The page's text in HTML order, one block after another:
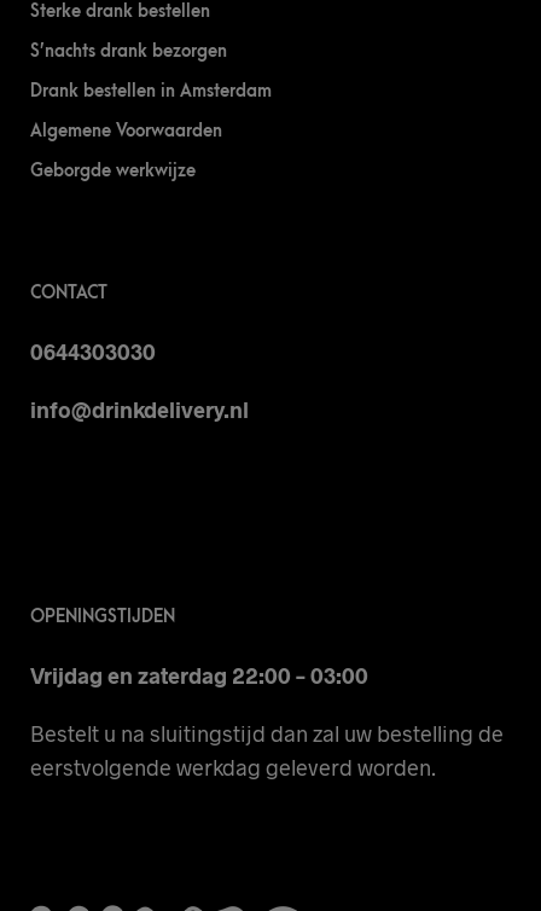
Sterke drank bestellen
S’nachts drank bezorgen
Drank bestellen in Amsterdam
Algemene Voorwaarden
Geborgde werkwijze
CONTACT
0644303030
info@drinkdelivery.nl
OPENINGSTIJDEN
Vrijdag en zaterdag 22:00 – 03:00
Bestelt u na sluitingstijd dan zal uw bestelling de
eerstvolgende werkdag geleverd worden.